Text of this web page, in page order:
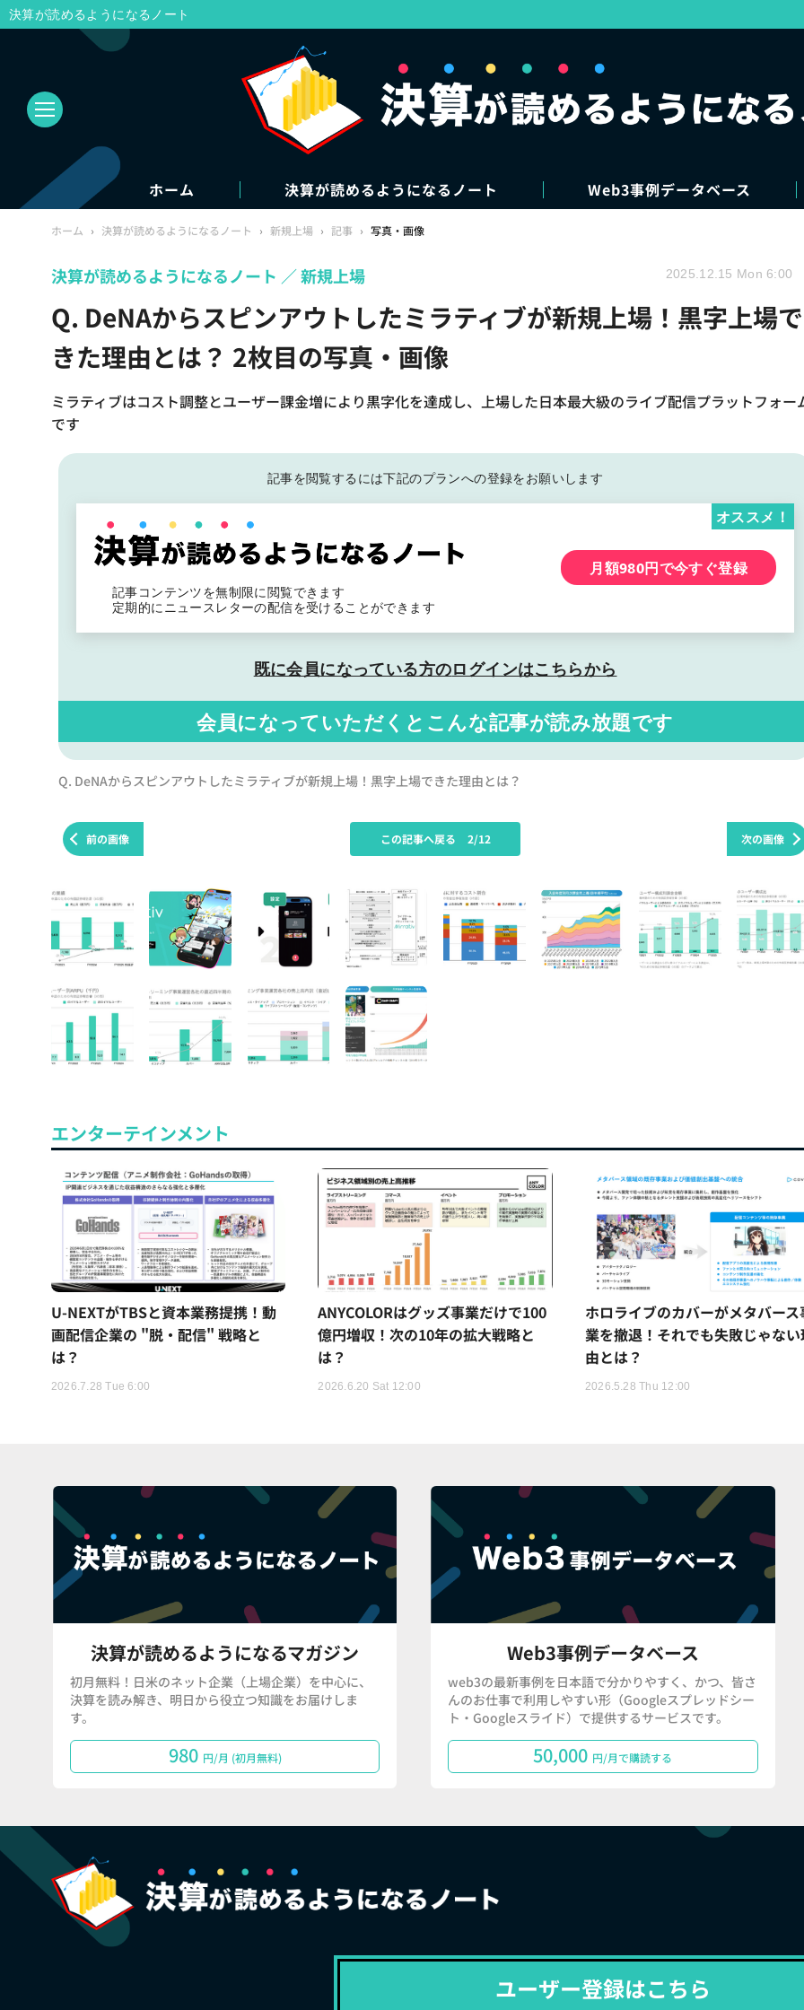
ホーム 決算が読めるようになるノート Web3事例データベース
ホーム › 決算が読めるようになるノート › 新規上場 › 記事 › 写真・画像
Q. DeNAからスピンアウトしたミラティブが新規上場！黒字上場で
きた理由とは？ 2枚目の写真・画像
ミラティブはコスト調整とユーザー課金増により黒字化を達成し、上場した日本最大級のライブ配信プラットフォー
です
決算が読めるようになるノート 新規上場 2025.12.15 Mon 6:00
記事を閲覧するには下記のプランへの登録をお願いします
記事コンテンツを無制限に閲覧できます
定期的にニュースレターの配信を受けることができます
オススメ！
月額980円で今すぐ登録
既に会員になっている方のログインはこちらから
会員になっていただくと こんな記事が読み放題です
Q. DeNAからスピンアウトしたミラティブが新規上場！黒字上場できた理由とは？
前の画像 次の画像
この記事へ戻る 2/12
エンターテインメント
U-NEXTがTBSと資本業務提携！動
画配信企業の "脱・配信" 戦略と
は？
2026.7.28 Tue 6:00
ANYCOLORはグッズ事業だけで100
億円増収！次の10年の拡大戦略と
は？
2026.6.20 Sat 12:00
ホロライブのカバーがメタバース
業を撤退！それでも失敗じゃな
由とは？
2026.5.28 Thu 12:00
決算が読めるようになるマガジン
初月無料！日米のネット企業（上場企業）を中心に、
決算を読み解き、明日から役立つ知識をお届けしま
す。
980 円/月 (初月無料)
Web3事例データベース
web3の最新事例を日本語で分かりやすく、かつ、皆さ
んのお仕事で利用しやすい形（Googleスプレッドシー
ト・Googleスライド）で提供するサービスです。
50,000 円/月で購読する
ユーザー登録はこちら
決算が読めるようになるノート